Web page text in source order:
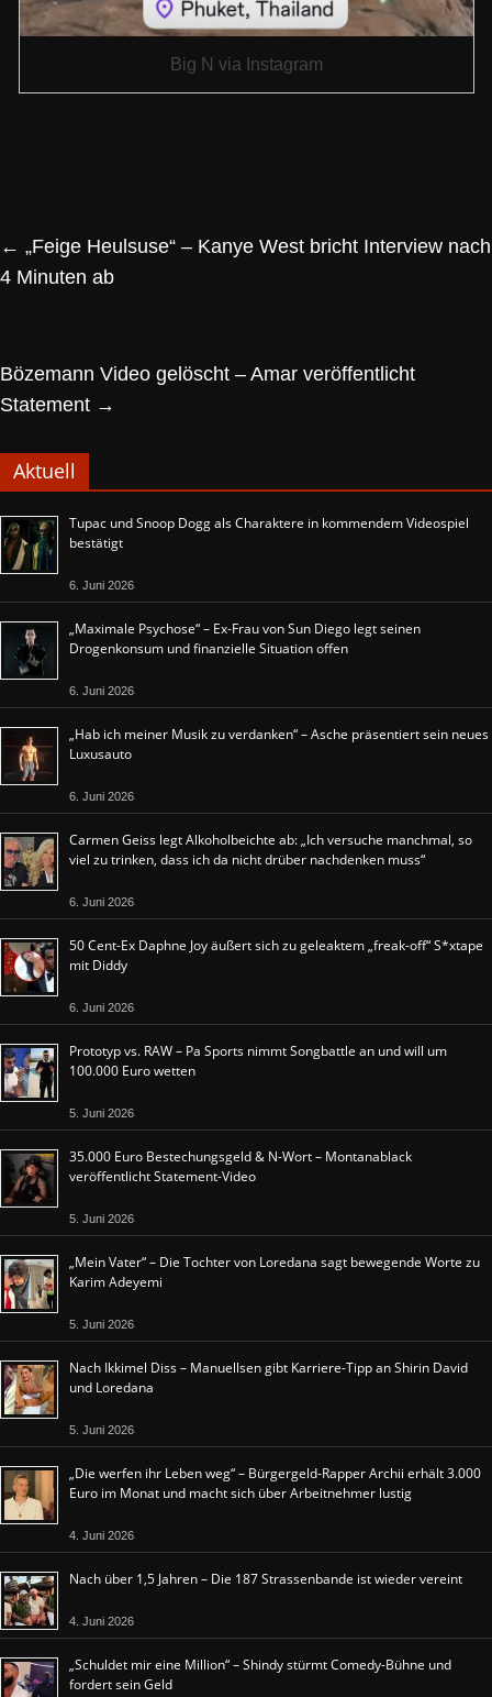
Big N via Instagram
← „Feige Heulsuse“ – Kanye West bricht Interview nach
4 Minuten ab
Bözemann Video gelöscht – Amar veröffentlicht
Statement →
Aktuell
Tupac und Snoop Dogg als Charaktere in kommendem Videospiel
bestätigt
6. Juni 2026
„Maximale Psychose“ – Ex-Frau von Sun Diego legt seinen
Drogenkonsum und finanzielle Situation offen
6. Juni 2026
„Hab ich meiner Musik zu verdanken“ – Asche präsentiert sein neues
Luxusauto
6. Juni 2026
Carmen Geiss legt Alkoholbeichte ab: „Ich versuche manchmal, so
viel zu trinken, dass ich da nicht drüber nachdenken muss“
6. Juni 2026
50 Cent-Ex Daphne Joy äußert sich zu geleaktem „freak-off“ S*xtape
mit Diddy
6. Juni 2026
Prototyp vs. RAW – Pa Sports nimmt Songbattle an und will um
100.000 Euro wetten
5. Juni 2026
35.000 Euro Bestechungsgeld & N-Wort – Montanablack
veröffentlicht Statement-Video
5. Juni 2026
„Mein Vater“ – Die Tochter von Loredana sagt bewegende Worte zu
Karim Adeyemi
5. Juni 2026
Nach Ikkimel Diss – Manuellsen gibt Karriere-Tipp an Shirin David
und Loredana
5. Juni 2026
„Die werfen ihr Leben weg“ – Bürgergeld-Rapper Archii erhält 3.000
Euro im Monat und macht sich über Arbeitnehmer lustig
4. Juni 2026
Nach über 1,5 Jahren – Die 187 Strassenbande ist wieder vereint
4. Juni 2026
„Schuldet mir eine Million“ – Shindy stürmt Comedy-Bühne und
fordert sein Geld